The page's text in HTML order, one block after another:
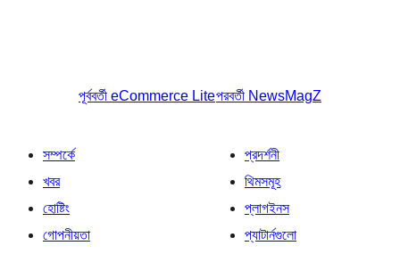
পূর্ববর্তী eCommerce Liteপরবর্তী NewsMagZ
সম্পর্কে
খবর
হোষ্টিং
গোপনীয়তা
প্রদর্শনী
থিমসমূহ
প্লাগইনস
প্যাটার্নগুলো